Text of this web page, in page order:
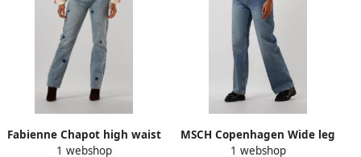
Fabienne Chapot high waist
straight leg jeans Lola light
1 webshop
MSCH Copenhagen Wide leg
jeans in 5-pocketmodel
1 webshop